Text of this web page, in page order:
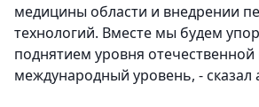
медицины области и внедрении
технологий. Вместе мы будем
поднятием уровня
международный уровень, - сказал